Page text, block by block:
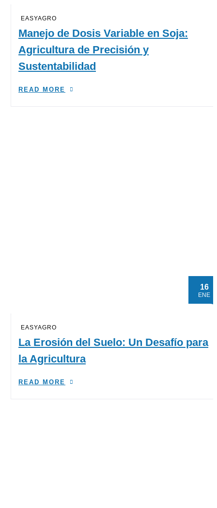
EASYAGRO
Manejo de Dosis Variable en Soja:
Agricultura de Precisión y
Sustentabilidad
READ MORE
16
ENE
EASYAGRO
La Erosión del Suelo: Un Desafío para
la Agricultura
READ MORE